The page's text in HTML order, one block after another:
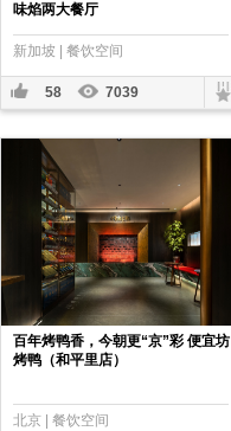
味焰两大餐厅
新加坡 | 餐饮空间
58 7039
百年烤鸭香，今朝更“京”彩 便宜坊
烤鸭（和平里店）
北京 | 餐饮空间